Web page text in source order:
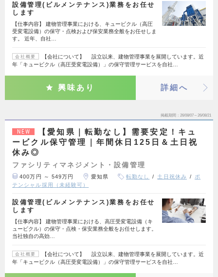
設備管理(ビルメンテナンス)業務をお任せ
します
【仕事内容】 建物管理事業における、キュービクル（高圧
受変電設備）の保守・点検および保安業務全般をお任せしま
す。 近年、自社…
会社概要
【会社について】 設立以来、建物管理事業を展開しています。近
年「キュービクル（高圧受変電設備）」の保守管理サービスを自社…
興味あり 詳細へ
掲載期間 26/08/07～26/08/21
NEW
【愛知県｜転勤なし】需要安定！キュ
ービクル保守管理｜年間休日125日＆土日祝
休み◎
ファシリティマネジメント・設備管理
400万円 ～ 549万円 愛知県 転勤なし 土日祝休み
ポ
テンシャル採用（未経験可）
設備管理(ビルメンテナンス)業務をお任せ
します
【仕事内容】 建物管理事業における、高圧受変電設備（キ
ュービクル）の保守・点検・保安業務全般をお任せします。
当社独自の高効…
会社概要
【会社について】 設立以来、建物管理事業を展開しています。近
年「キュービクル（高圧受変電設備）」の保守管理サービスを自社…